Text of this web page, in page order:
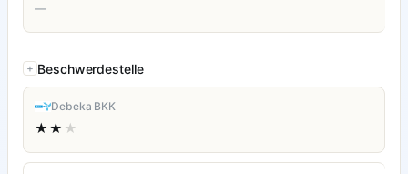
—
Beschwerdestelle
Debeka BKK
★★ ★